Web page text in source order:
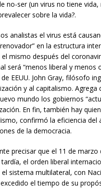
no-ser (un virus no tiene
sobre la vida?.
analistas el virus está
en la estructura
mismo después del
será “menos liberal y menos
EEUU. John Gray, filósofo
y al capitalismo.
mundo los gobiernos
En fin, también hay
confirmó la eficiencia del
de la democracia.
precisar que el 11 de
el orden liberal
el sistema multilateral, con
el tiempo de su
Introduce
$1.00